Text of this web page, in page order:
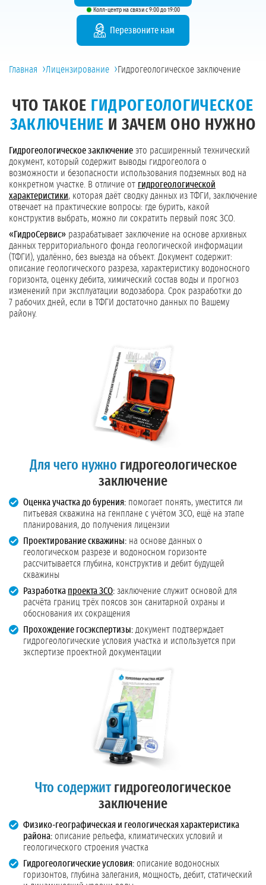
Колл-центр на связи с 9:00 до 19:00
Перезвоните нам
Главная ›Лицензирование ›Гидрогеологическое заключение
ЧТО ТАКОЕ ГИДРОГЕОЛОГИЧЕСКОЕ
ЗАКЛЮЧЕНИЕ И ЗАЧЕМ ОНО НУЖНО
Гидрогеологическое заключение это расширенный технический
документ, который содержит выводы гидрогеолога о
возможности и безопасности использования подземных вод на
конкретном участке. В отличие от гидрогеологической
характеристики, которая даёт сводку данных из ТФГИ, заключение
отвечает на практические вопросы: где бурить, какой
конструктив выбрать, можно ли сократить первый пояс ЗСО.
«ГидроСервис» разрабатывает заключение на основе архивных
данных территориального фонда геологической информации
(ТФГИ), удалённо, без выезда на объект. Документ содержит:
описание геологического разреза, характеристику водоносного
горизонта, оценку дебита, химический состав воды и прогноз
изменений при эксплуатации водозабора. Срок разработки до
7 рабочих дней, если в ТФГИ достаточно данных по Вашему
району.
Для чего нужно гидрогеологическое
заключение
Оценка участка до бурения: помогает понять, уместится ли
питьевая скважина на генплане с учётом ЗСО, ещё на этапе
планирования, до получения лицензии
Проектирование скважины: на основе данных о
геологическом разрезе и водоносном горизонте
рассчитывается глубина, конструктив и дебит будущей
скважины
Разработка проекта ЗСО: заключение служит основой для
расчёта границ трёх поясов зон санитарной охраны и
обоснования их сокращения
Прохождение госэкспертизы: документ подтверждает
гидрогеологические условия участка и используется при
экспертизе проектной документации
Что содержитгидрогеологическое
заключение
Физико-географическая и геологическая характеристика
района: описание рельефа, климатических условий и
геологического строения участка
Гидрогеологические условия: описание водоносных
горизонтов, глубина залегания, мощность, дебит, статический